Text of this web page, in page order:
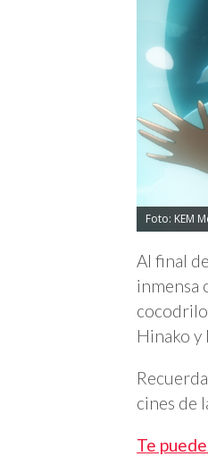
Foto: KEM
Al final
inmensa
Hinako y
cines de
Te